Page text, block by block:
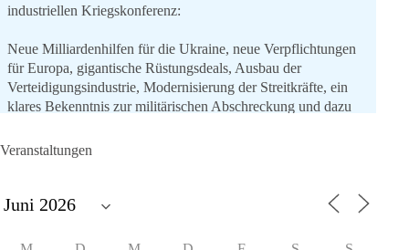
industriellen Kriegskonferenz:
Neue Milliardenhilfen für die Ukraine, neue Verpflichtungen
für Europa, gigantische Rüstungsdeals, Ausbau der
Verteidigungsindustrie, Modernisierung der Streitkräfte, ein
klares Bekenntnis zur militärischen Abschreckung und dazu
Veranstaltungen